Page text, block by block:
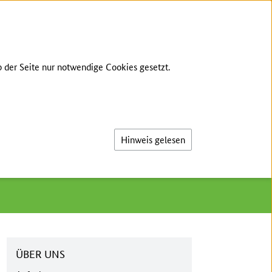
ÜBER UNS
Seite nur notwendige Cookies gesetzt.
Hinweis gelesen